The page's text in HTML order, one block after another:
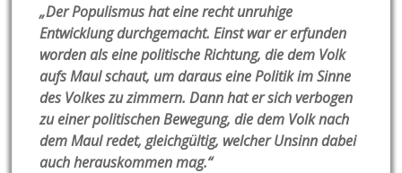
„Der Populismus hat eine recht unruhige
Entwicklung durchgemacht. Einst war er erfunden
worden als eine politische Richtung, die dem Volk
aufs Maul schaut, um daraus eine Politik im Sinne
des Volkes zu zimmern. Dann hat er sich verbogen
zu einer politischen Bewegung, die dem Volk nach
dem Maul redet, gleichgültig, welcher Unsinn dabei
auch herauskommen mag.“